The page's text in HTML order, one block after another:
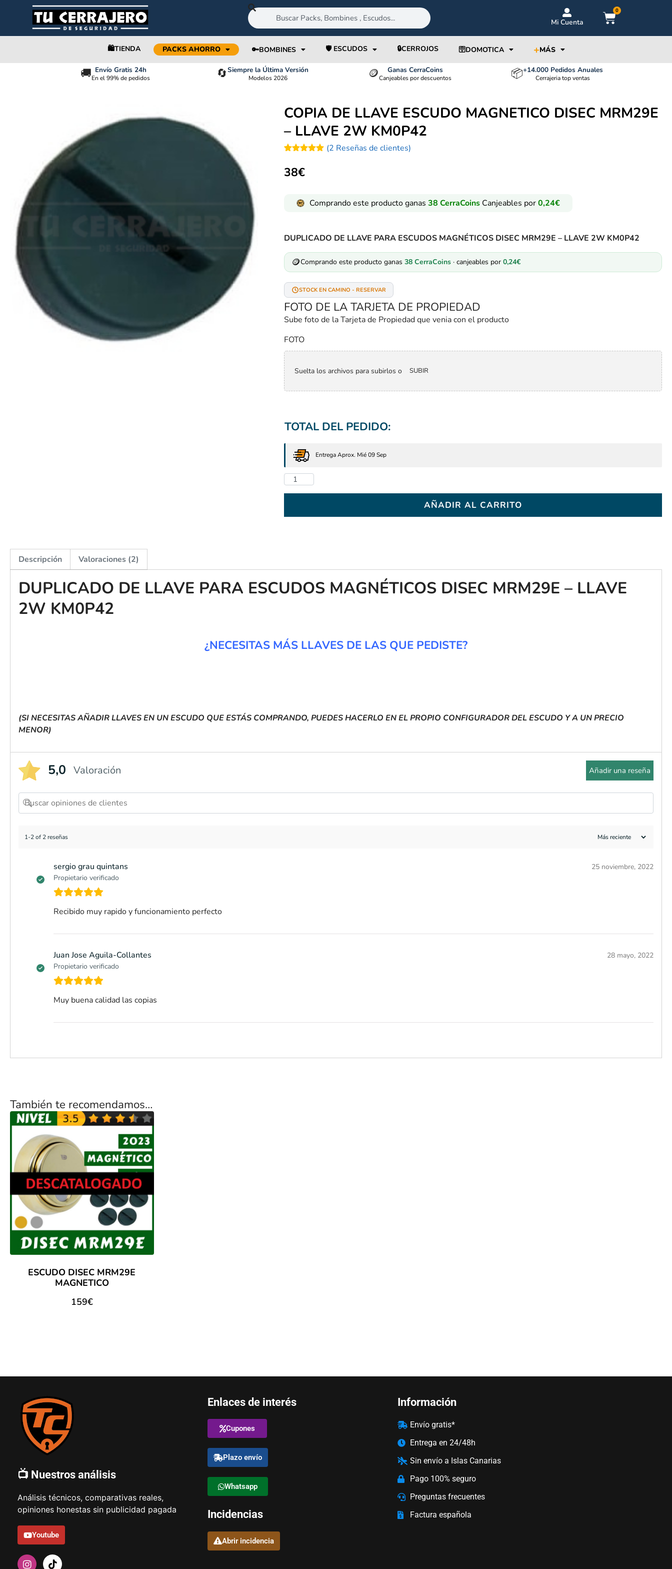
Mi Cuenta
0
🛍️TIENDA PACKS AHORRO 🔑BOMBINES 🛡️ ESCUDOS 🔒CERROJOS 🛜DOMOTICA +MÁS
🚚 Envío Gratis 24h
En el 99% de pedidos 🔄Siempre la Última Versión
Modelos 2026 🪙 Ganas CerraCoins
Canjeables por descuentos 📦+14.000 Pedidos Anuales
Cerrajeria top ventas
COPIA DE LLAVE ESCUDO MAGNETICO DISEC MRM29E
– LLAVE 2W KM0P42
con
5.00
de 5 en
(2 Reseñas de clientes)
38€
Comprando este producto ganas 38 CerraCoins Canjeables por0,24€
DUPLICADO DE LLAVE PARA ESCUDOS MAGNÉTICOS DISEC MRM29E – LLAVE 2W KM0P42
🪙Comprando este producto ganas 38CerraCoins· canjeables por 0,24€
STOCK EN CAMINO - RESERVAR
FOTO DE LA TARJETA DE PROPIEDAD
Sube foto de la Tarjeta de Propiedad que venia con el producto
FOTO
Suelta los archivos para subirlos o SUBIR
TOTAL DEL PEDIDO:
Entrega Aprox. Mié 09 Sep
AÑADIR AL CARRITO
Descripción Valoraciones (2)
DUPLICADO DE LLAVE PARA ESCUDOS MAGNÉTICOS DISEC MRM29E – LLAVE
2W KM0P42
¿NECESITAS MÁS LLAVES DE LAS QUE PEDISTE?
(SI NECESITAS AÑADIR LLAVES EN UN ESCUDO QUE ESTÁS COMPRANDO, PUEDES HACERLO EN EL PROPIO CONFIGURADOR DEL ESCUDO Y A UN PRECIO
MENOR)
5,0 Valoración Añadir una reseña
1-2 of 2 reseñas
sergio grau quintans
Propietario verificado
25 noviembre, 2022
Recibido muy rapido y funcionamiento perfecto
Juan Jose Aguila-Collantes
Propietario verificado
28 mayo, 2022
Muy buena calidad las copias
También te recomendamos…
ESCUDO DISEC MRM29E
MAGNETICO
159€
📺 Nuestros análisis
Análisis técnicos, comparativas reales,
opiniones honestas sin publicidad pagada
Youtube
Enlaces de interés
Cupones
Plazo envío
Whatsapp
Incidencias
Abrir incidencia
Información
Envío gratis*
Entrega en 24/48h
Sin envío a Islas Canarias
Pago 100% seguro
Preguntas frecuentes
Factura española